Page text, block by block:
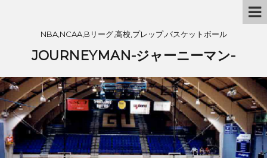
NBA,NCAA,Bリーグ,高校,プレップ,バスケットボール
JOURNEYMAN-ジャーニーマン-